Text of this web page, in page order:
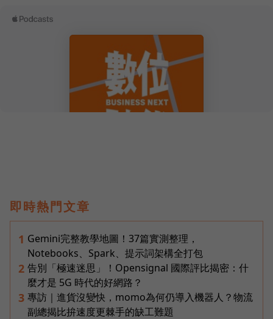
即時熱門文章
1 Gemini完整教學地圖！37篇實測整理，
Notebooks、Spark、提示詞架構全打包
2 告別「極速迷思」！Opensignal 國際評比揭密：什
麼才是 5G 時代的好網路？
3 專訪｜進貨沒變快，momo為何仍導入機器人？物流
副總揭比拚速度更棘手的缺工難題